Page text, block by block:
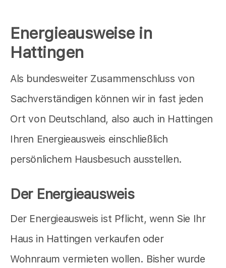
Energieausweise in
Hattingen
Als bundesweiter Zusammenschluss von
Sachverständigen können wir in fast jeden
Ort von Deutschland, also auch in Hattingen
Ihren Energieausweis einschließlich
persönlichem Hausbesuch ausstellen.
Der Energieausweis
Der Energieausweis ist Pflicht, wenn Sie Ihr
Haus in Hattingen verkaufen oder
Wohnraum vermieten wollen. Bisher wurde